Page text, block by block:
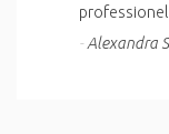
Alexandra